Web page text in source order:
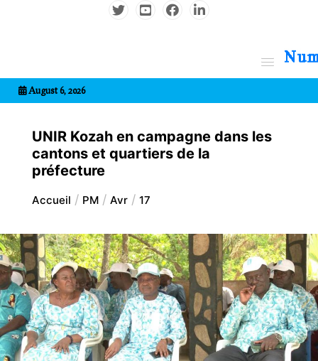
August 6, 2026
UNIR Kozah en campagne dans les
cantons et quartiers de la
préfecture
Accueil PM Avr 17